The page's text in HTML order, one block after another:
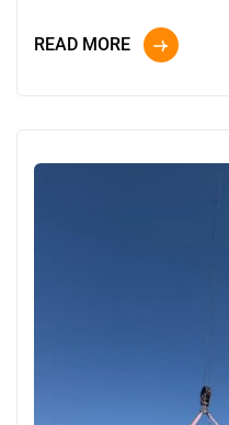
READ MORE